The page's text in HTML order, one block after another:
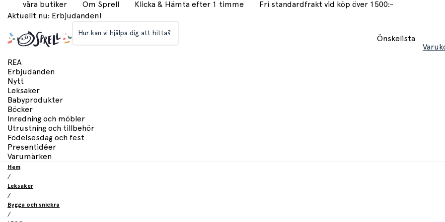
våra butiker Om Sprell Klicka & Hämta efter 1 timme
Fri standardfrakt vid köp över 1500:-
Aktuellt nu: Erbjudanden!
Hur kan vi hjälpa dig att hitta?
Önskelista
REA
Erbjudanden
Nytt
Leksaker
Babyprodukter
Böcker
Inredning och möbler
Utrustning och tillbehör
Födelsesdag och fest
Presentidéer
Varumärken
Hem
/
Leksaker
/
Bygga och snickra
/